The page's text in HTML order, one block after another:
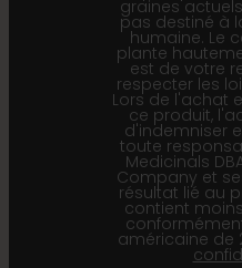
graines
pas destiné à
humaine. Le
plante
est de votre
respecter les
Lors de l'achat
ce produit,
d'indemniser
toute
Medicinals
Company et
résultat lié au
contient moins
américaine de